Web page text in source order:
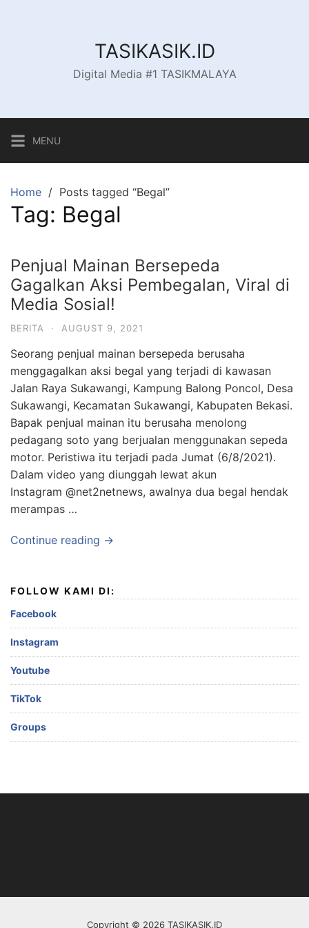
TASIKASIK.ID
Digital Media #1 TASIKMALAYA
MENU
Home Posts tagged “Begal”
Tag: Begal
Penjual Mainan Bersepeda
Gagalkan Aksi Pembegalan, Viral di
Media Sosial!
BERITA · AUGUST 9, 2021
Seorang penjual mainan bersepeda berusaha
menggagalkan aksi begal yang terjadi di kawasan
Jalan Raya Sukawangi, Kampung Balong Poncol, Desa
Sukawangi, Kecamatan Sukawangi, Kabupaten Bekasi.
Bapak penjual mainan itu berusaha menolong
pedagang soto yang berjualan menggunakan sepeda
motor. Peristiwa itu terjadi pada Jumat (6/8/2021).
Dalam video yang diunggah lewat akun
Instagram @net2netnews, awalnya dua begal hendak
merampas …
Continue reading →
FOLLOW KAMI DI:
Facebook
Instagram
Youtube
TikTok
Groups
Copyright © 2026 TASIKASIK.ID